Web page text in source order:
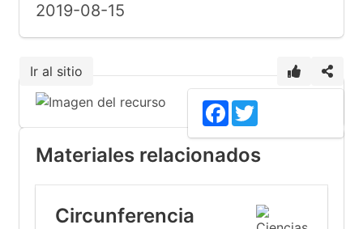
2019-08-15
Ir al sitio
Facebook
Materiales relacionados
Circunferencia